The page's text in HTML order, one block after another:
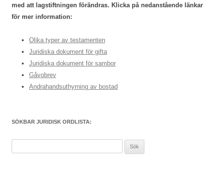
med att lagstiftningen förändras. Klicka på nedanstående länkar
för mer information:
Olika typer av testamenten
Juridiska dokument för gifta
Juridiska dokument för sambor
Gåvobrev
Andrahandsuthyrning av bostad
SÖKBAR JURIDISK ORDLISTA: